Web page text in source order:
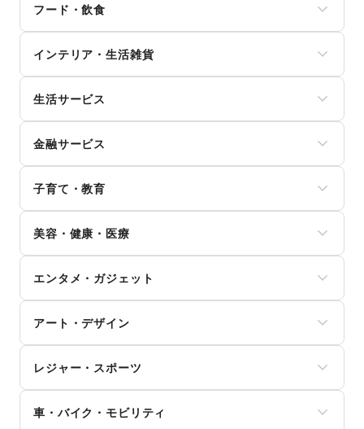
レディースファッション
ユニセックス
インナー・ルームウェア
キッズ・ベビー・マタニティ
スポーツ
シーズナルウェア
腕時計
靴
バッグ・革小物
ファッション雑貨
和服・着物
古着
その他ファッション
フード・飲食
和菓子
パン
お弁当・惣菜
軽食・ホットスナック
コーヒー・紅茶
その他飲料
食材・調味料
物産展・マルシェ
キッチンカー・移動販売
野菜・果物・生鮮食品
その他フード・飲食
インテリア・生活雑貨
寝具・ベッド
家具・家電
キッチン雑貨・調理器具
掃除用品・生活便利品
文房具
手芸・ハンドメイド
花・盆栽・ドライフラワー
犬・猫・ペット
日用雑貨
食器・陶磁器
その他インテリア・生活雑貨
生活サービス
インターネット・プロバイダ
電気・ガス
ウォーターサーバー
ハウスクリーニング・家事代行
定期宅配
リサイクル雑貨・古本
冠婚葬祭
資格・習い事
リフォーム
住宅（購入・賃貸）
たばこ
修理・メンテナンス
就職・転職・求人
金融サービス
保険
銀行
住宅ローン
証券・FX
不動産投資
その他金融サービス
子育て・教育
ランドセル
学習教材・通信教育
子供向け教室・レッスン
塾・家庭教師
おもちゃ・絵本
その他子育て・教育
美容・健康・医療
ダイエット・健康グッズ
美容・コスメ・香水
ヘアケア・シャンプー
美容家電
ヘアサロン・ネイルサロン
マッサージ・整体
女性用品・フェムテック
エンタメ・ガジェット
スマホアクセサリー
ガジェット
ゲーム
アニメ
コミック・マンガ
アイドル・芸能人
アート・デザイン
写真・イラストレーション
立体作品・彫刻
その他アート・デザイン
レジャー・スポーツ
キャンプ・アウトドア
車・バイク・モビリティ